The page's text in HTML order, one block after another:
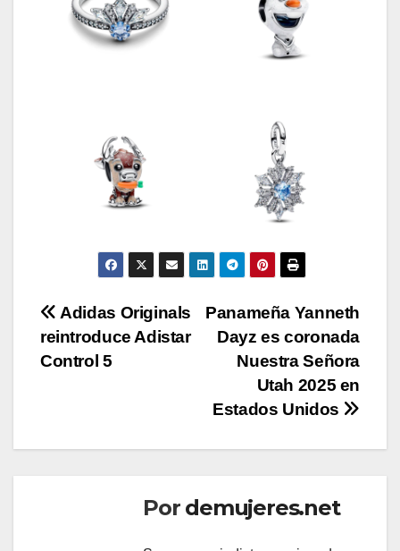
Navegación
de
Panameña Yanneth
Dayz es coronada
Nuestra Señora
Utah 2025 en
Estados Unidos
Adidas Originals
reintroduce Adistar
Control 5
Por demujeres.net